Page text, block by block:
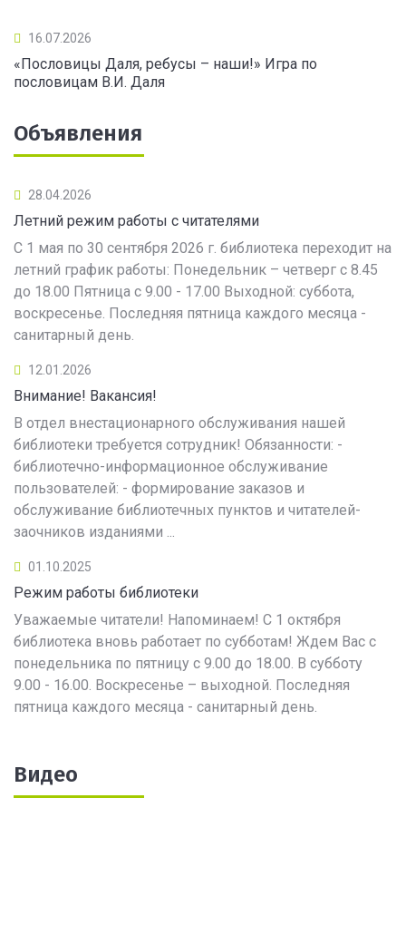
16.07.2026
«Пословицы Даля, ребусы – наши!» Игра по
пословицам В.И. Даля
Объявления
28.04.2026
Летний режим работы с читателями
С 1 мая по 30 сентября 2026 г. библиотека переходит на
летний график работы: Понедельник – четверг с 8.45
до 18.00 Пятница с 9.00 - 17.00 Выходной: суббота,
воскресенье. Последняя пятница каждого месяца -
санитарный день.
12.01.2026
Внимание! Вакансия!
В отдел внестационарного обслуживания нашей
библиотеки требуется сотрудник! Обязанности: -
библиотечно-информационное обслуживание
пользователей: - формирование заказов и
обслуживание библиотечных пунктов и читателей-
заочников изданиями ...
01.10.2025
Режим работы библиотеки
Уважаемые читатели! Напоминаем! С 1 октября
библиотека вновь работает по субботам! Ждем Вас с
понедельника по пятницу с 9.00 до 18.00. В субботу
9.00 - 16.00. Воскресенье – выходной. Последняя
пятница каждого месяца - санитарный день.
Видео